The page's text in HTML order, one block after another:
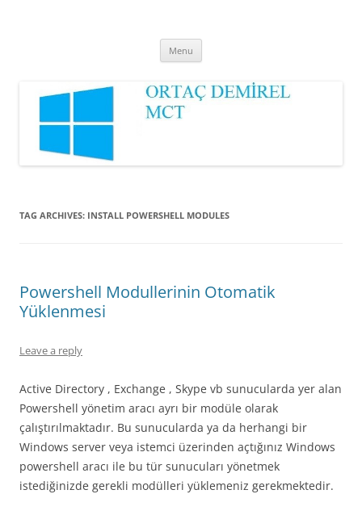
Menu
TAG ARCHIVES: INSTALL POWERSHELL MODULES
Powershell Modullerinin Otomatik
Yüklenmesi
Leave a reply
Active Directory , Exchange , Skype vb sunucularda yer alan
Powershell yönetim aracı ayrı bir modüle olarak
çalıştırılmaktadır. Bu sunucularda ya da herhangi bir
Windows server veya istemci üzerinden açtığınız Windows
powershell aracı ile bu tür sunucuları yönetmek
istediğinizde gerekli modülleri yüklemeniz gerekmektedir.